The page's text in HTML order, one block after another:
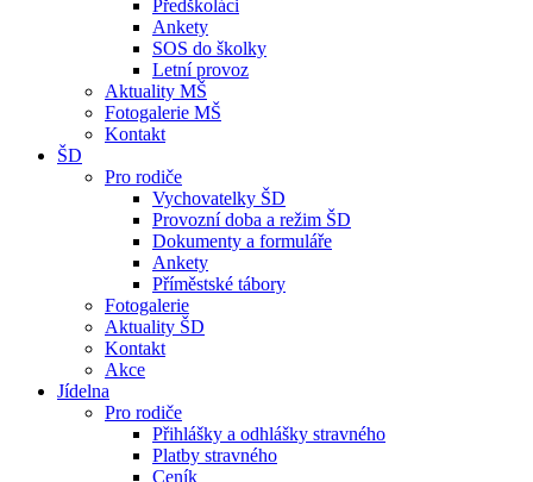
Předškoláci
Ankety
SOS do školky
Letní provoz
Aktuality MŠ
Fotogalerie MŠ
Kontakt
ŠD
Pro rodiče
Vychovatelky ŠD
Provozní doba a režim ŠD
Dokumenty a formuláře
Ankety
Příměstské tábory
Fotogalerie
Aktuality ŠD
Kontakt
Akce
Jídelna
Pro rodiče
Přihlášky a odhlášky stravného
Platby stravného
Ceník